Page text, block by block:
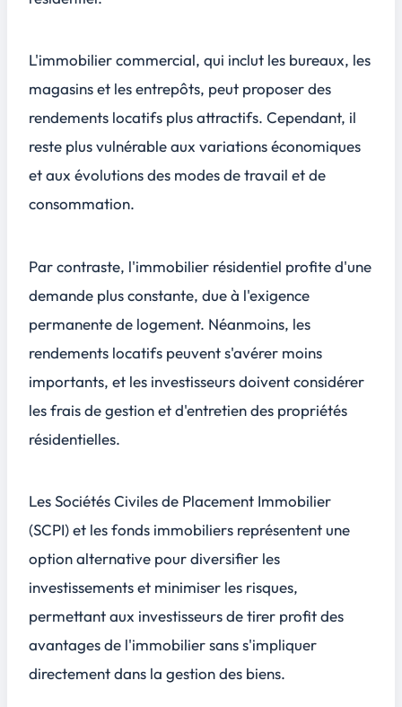
L'immobilier commercial, qui inclut les bureaux, les
magasins et les entrepôts, peut proposer des
rendements locatifs plus attractifs. Cependant, il
reste plus vulnérable aux variations économiques
et aux évolutions des modes de travail et de
consommation.
Par contraste, l'immobilier résidentiel profite d'une
demande plus constante, due à l'exigence
permanente de logement. Néanmoins, les
rendements locatifs peuvent s'avérer moins
importants, et les investisseurs doivent considérer
les frais de gestion et d'entretien des propriétés
résidentielles.
Les Sociétés Civiles de Placement Immobilier
(SCPI) et les fonds immobiliers représentent une
option alternative pour diversifier les
investissements et minimiser les risques,
permettant aux investisseurs de tirer profit des
avantages de l'immobilier sans s'impliquer
directement dans la gestion des biens.